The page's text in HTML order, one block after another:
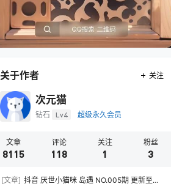
关于作者 关注
次元猫
钻石 Lv4 超级永久会员
文章
8115
评论
118
关注
1
粉丝
3
[文章] 抖音 厌世小猫咪 岛遇 NO.005期 更新至：